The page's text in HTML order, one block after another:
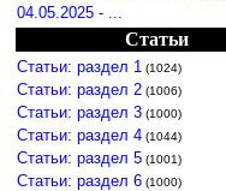
04.05.2025 - ...
Статьи
Статьи: раздел 1 (1024)
Статьи: раздел 2 (1006)
Статьи: раздел 3 (1000)
Статьи: раздел 4 (1044)
Статьи: раздел 5 (1001)
Статьи: раздел 6 (1000)